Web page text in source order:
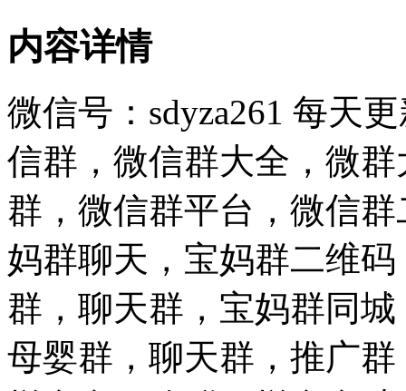
内容详情
微信号：sdyza261 每天
信群，微信群大全，微
群，微信群平台，微信
妈群聊天，宝妈群二维
群，聊天群，宝妈群同
母婴群，聊天群，推广